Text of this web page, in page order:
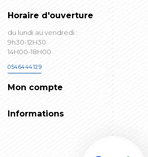
Horaire d'ouverture
du lundi au vendredi :
9h30-12H30
14H00-18H00
0546444129
Mon compte
Informations